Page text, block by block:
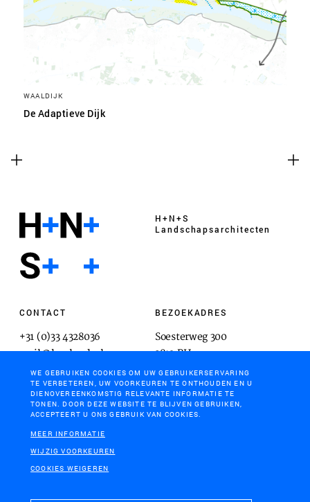
WAALDIJK
De Adaptieve Dijk
H+N+S
Landschaps­architecten
CONTACT
+31 (0)33 4328036
mail@hnsland.nl
BEZOEKADRES
Soesterweg 300
3812 BH
Amersfoort
POSTADRES
Postbus 1603
3800 BP
Amersfoort
WE GEBRUIKEN COOKIES OM UW GEBRUIKERSERVARING
TE VERBETEREN, UW VOORKEUREN TE ONTHOUDEN EN U
DIENOVEREENKOMSTIG RELEVANTE INFORMATIE TE
TONEN. DOOR DEZE WEBSITE TE BLIJVEN GEBRUIKEN,
ACCEPTEERT U ONS GEBRUIK VAN COOKIES.
MEER INFORMATIE
WIJZIG VOORKEUREN
COOKIES WEIGEREN